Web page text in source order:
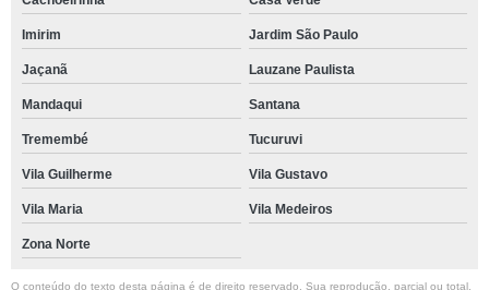
Imirim Jardim São Paulo
Jaçanã Lauzane Paulista
Mandaqui Santana
Tremembé Tucuruvi
Vila Guilherme Vila Gustavo
Vila Maria Vila Medeiros
Zona Norte
O conteúdo do texto desta página é de direito reservado. Sua reprodução, parcial ou total,